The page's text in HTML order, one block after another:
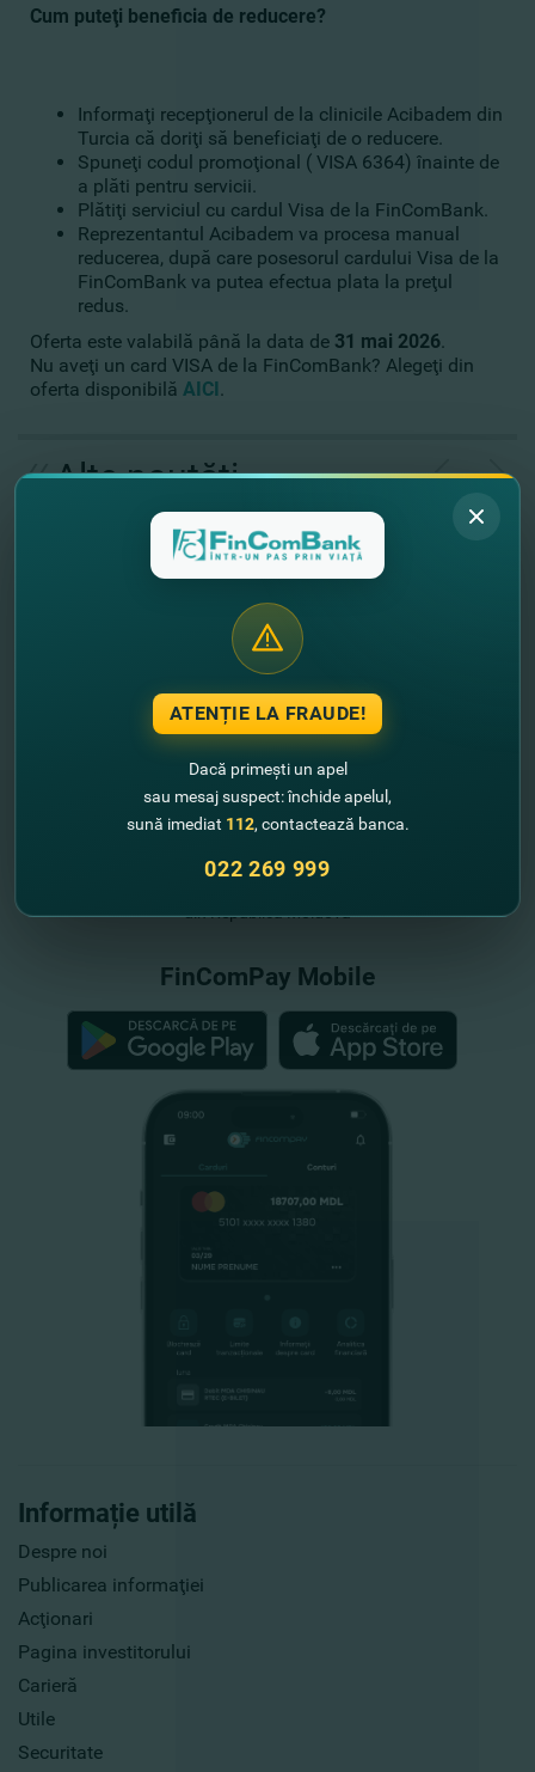
Cum puteţi beneficia de reducere?
Informaţi recepţionerul de la clinicile Acibadem din
Turcia că doriţi să beneficiaţi de o reducere.
Spuneţi codul promoţional ( VISA 6364) înainte de
a plăti pentru servicii.
Plătiţi serviciul cu cardul Visa de la FinComBank.
Reprezentantul Acibadem va procesa manual
reducerea, după care posesorul cardului Visa de la
FinComBank va putea efectua plata la preţul
redus.
Oferta este valabilă până la data de 31 mai 2026.
Nu aveţi un card VISA de la FinComBank? Alegeţi din
oferta disponibilă AICI.
// Alte noutăţi
Informație utilă
Despre noi
Publicarea informaţiei
Acţionari
Pagina investitorului
Carieră
Utile
Securitate
"FinComBank" S.A. este membră a
din Republica Moldova
FinComPay Mobile
ATENȚIE LA FRAUDE!
Dacă primești un apel
sau mesaj suspect: închide apelul,
sună imediat 112, contactează banca.
022 269 999